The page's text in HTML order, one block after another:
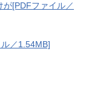
[PDFファイル／
／1.54MB]